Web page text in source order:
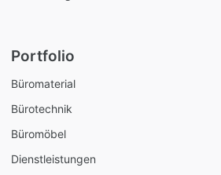
Portfolio
Büromaterial
Bürotechnik
Büromöbel
Dienstleistungen